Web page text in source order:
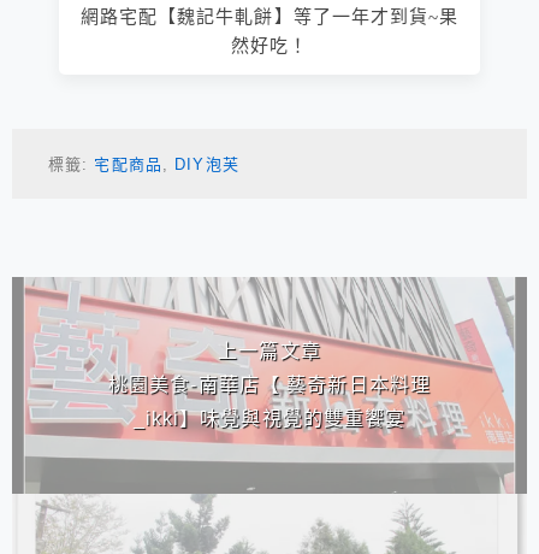
網路宅配【魏記牛軋餅】等了一年才到貨~果
然好吃！
標籤: 宅配商品 DIY泡芙
相連文章
上一篇文章
桃園美食-南華店【 藝奇新日本料理
_ikki】味覺與視覺的雙重饗宴